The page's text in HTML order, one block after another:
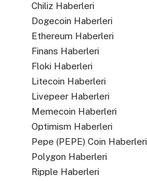
Chiliz Haberleri
Dogecoin Haberleri
Ethereum Haberleri
Finans Haberleri
Floki Haberleri
Litecoin Haberleri
Livepeer Haberleri
Memecoin Haberleri
Optimism Haberleri
Pepe (PEPE) Coin Haberleri
Polygon Haberleri
Ripple Haberleri